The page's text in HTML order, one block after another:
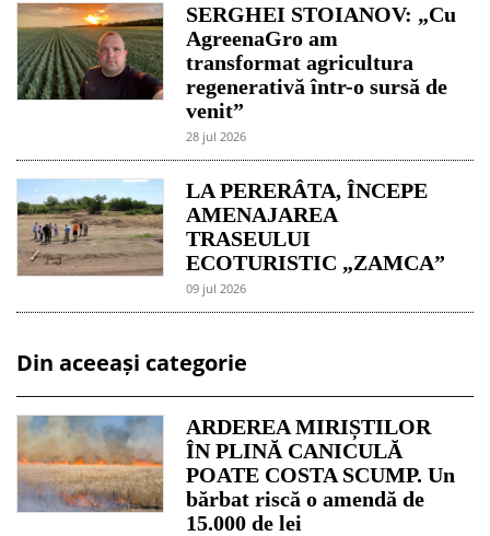
SERGHEI STOIANOV: „Cu
AgreenaGro am
transformat agricultura
regenerativă într-o sursă de
venit”
28 jul 2026
LA PERERÂTA, ÎNCEPE
AMENAJAREA
TRASEULUI
ECOTURISTIC „ZAMCA”
09 jul 2026
Din aceeași categorie
ARDEREA MIRIȘTILOR
ÎN PLINĂ CANICULĂ
POATE COSTA SCUMP. Un
bărbat riscă o amendă de
15.000 de lei